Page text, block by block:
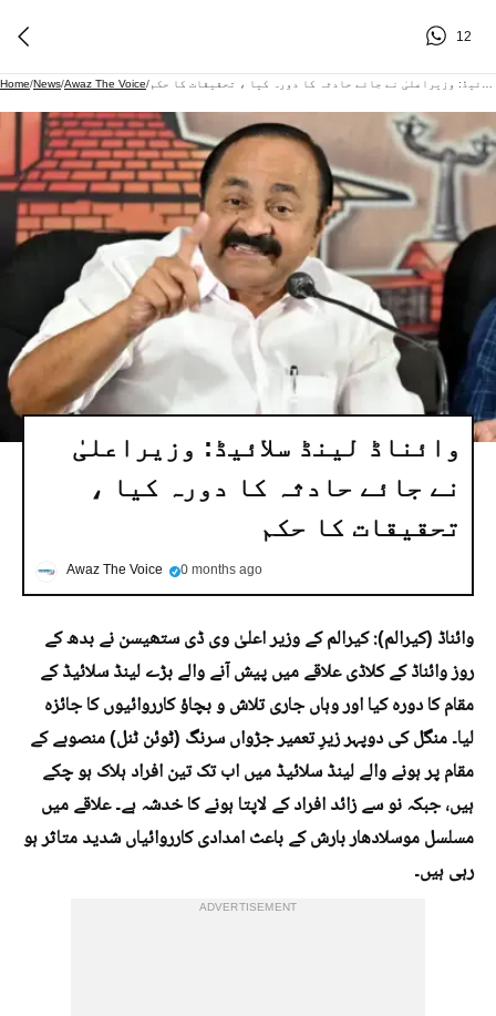
12
Home/News/Awaz The Voice/
وائناڈ لینڈ سلائیڈ: وزیراعلیٰ
نے جائے حادثہ کا دورہ کیا ،
تحقیقات کا حکم
Awaz The Voice 0 months ago
وائناڈ (کیرالم): کیرالم کے وزیر اعلیٰ وی ڈی ستھیسن نے بدھ کے
روز وائناڈ کے کلاڈی علاقے میں پیش آنے والے بڑے لینڈ سلائیڈ کے
مقام کا دورہ کیا اور وہاں جاری تلاش و بچاؤ کارروائیوں کا جائزہ
لیا۔ منگل کی دوپہر زیرِ تعمیر جڑواں سرنگ (ٹوئن ٹنل) منصوبے کے
مقام پر ہونے والے لینڈ سلائیڈ میں اب تک تین افراد ہلاک ہو چکے
ہیں، جبکہ نو سے زائد افراد کے لاپتا ہونے کا خدشہ ہے۔ علاقے میں
مسلسل موسلادھار بارش کے باعث امدادی کارروائیاں شدید متاثر ہو
رہی ہیں۔
ADVERTISEMENT